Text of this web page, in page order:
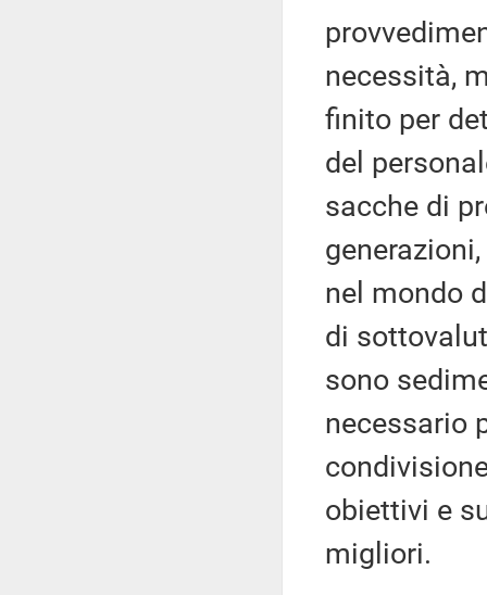
necessità,
finito per
del
sacche di
nel mondo
di
sono
necessario
obiettivi e
migliori.